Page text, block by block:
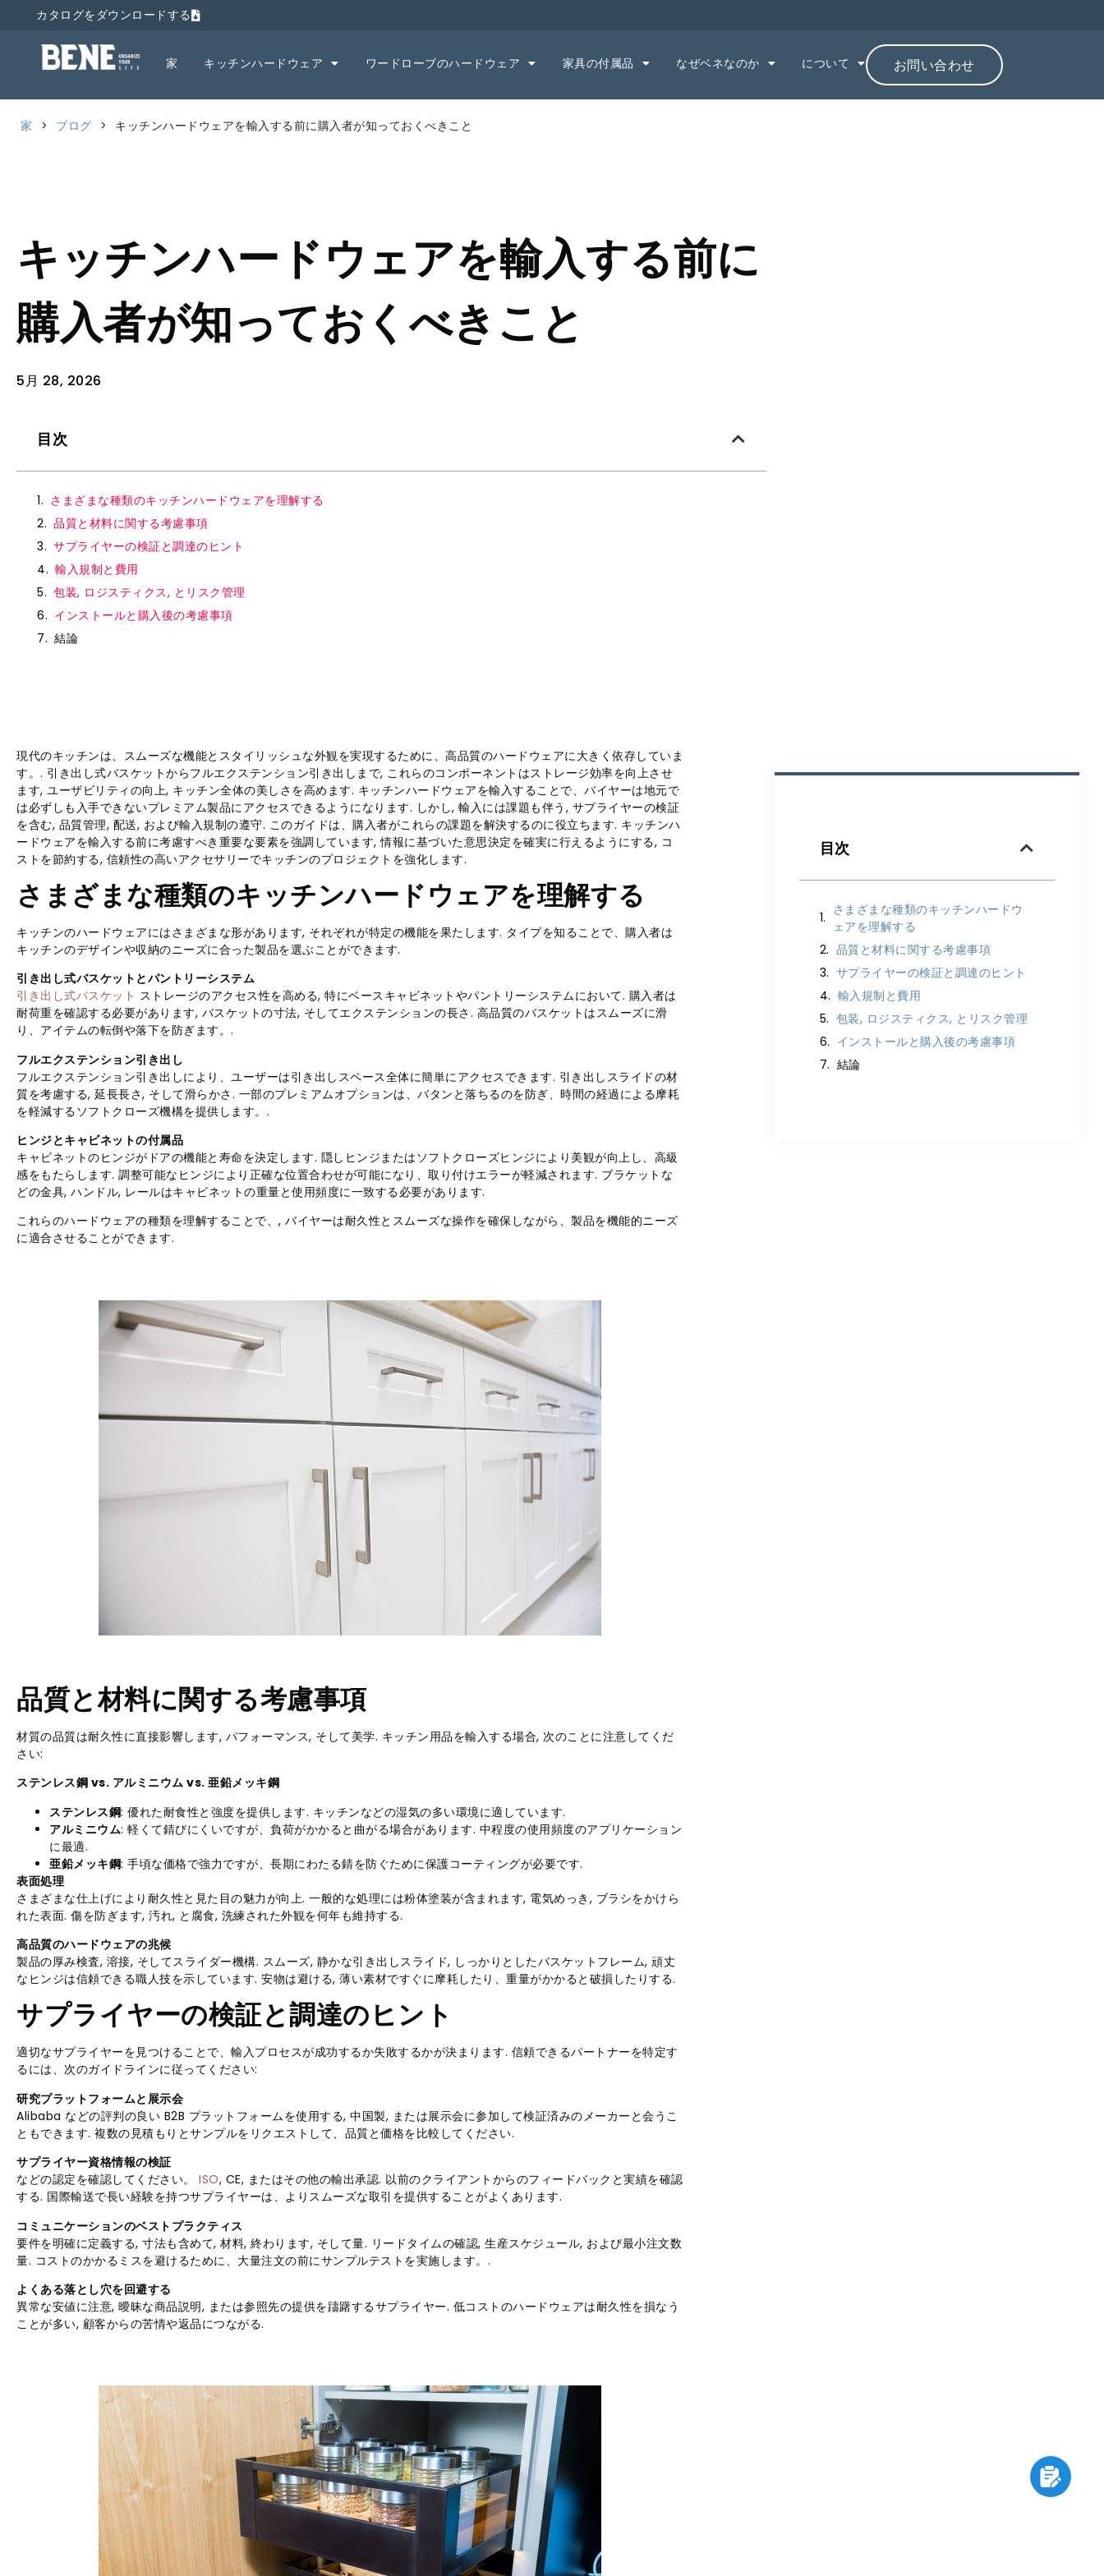
カタログをダウンロードする
家 キッチンハードウェア ワードローブのハードウェア 家具の付属品 なぜベネなのか について お問い合わせ
家 > ブログ > キッチンハードウェアを輸入する前に購入者が知っておくべきこと
キッチンハードウェアを輸入する前に
購入者が知っておくべきこと
5月 28, 2026
目次
さまざまな種類のキッチンハードウェアを理解する
品質と材料に関する考慮事項
サプライヤーの検証と調達のヒント
輸入規制と費用
包装, ロジスティクス, とリスク管理
インストールと購入後の考慮事項
結論
現代のキッチンは、スムーズな機能とスタイリッシュな外観を実現するために、高品質のハードウェアに大きく依存していま
す。. 引き出し式バスケットからフルエクステンション引き出しまで, これらのコンポーネントはストレージ効率を向上させ
ます, ユーザビリティの向上, キッチン全体の美しさを高めます. キッチンハードウェアを輸入することで、バイヤーは地元で
は必ずしも入手できないプレミアム製品にアクセスできるようになります. しかし, 輸入には課題も伴う, サプライヤーの検証
を含む, 品質管理, 配送, および輸入規制の遵守. このガイドは、購入者がこれらの課題を解決するのに役立ちます. キッチンハ
ードウェアを輸入する前に考慮すべき重要な要素を強調しています, 情報に基づいた意思決定を確実に行えるようにする, コ
ストを節約する, 信頼性の高いアクセサリーでキッチンのプロジェクトを強化します.
さまざまな種類のキッチンハードウェアを理解する
キッチンのハードウェアにはさまざまな形があります, それぞれが特定の機能を果たします. タイプを知ることで、購入者は
キッチンのデザインや収納のニーズに合った製品を選ぶことができます.
引き出し式バスケットとパントリーシステム
引き出し式バスケット ストレージのアクセス性を高める, 特にベースキャビネットやパントリーシステムにおいて. 購入者は
耐荷重を確認する必要があります, バスケットの寸法, そしてエクステンションの長さ. 高品質のバスケットはスムーズに滑
り、アイテムの転倒や落下を防ぎます。.
フルエクステンション引き出し
フルエクステンション引き出しにより、ユーザーは引き出しスペース全体に簡単にアクセスできます. 引き出しスライドの材
質を考慮する, 延長長さ, そして滑らかさ. 一部のプレミアムオプションは、バタンと落ちるのを防ぎ、時間の経過による摩耗
を軽減するソフトクローズ機構を提供します。.
ヒンジとキャビネットの付属品
キャビネットのヒンジがドアの機能と寿命を決定します. 隠しヒンジまたはソフトクローズヒンジにより美観が向上し、高級
感をもたらします. 調整可能なヒンジにより正確な位置合わせが可能になり、取り付けエラーが軽減されます. ブラケットな
どの金具, ハンドル, レールはキャビネットの重量と使用頻度に一致する必要があります.
これらのハードウェアの種類を理解することで、, バイヤーは耐久性とスムーズな操作を確保しながら、製品を機能的ニーズ
に適合させることができます.
品質と材料に関する考慮事項
材質の品質は耐久性に直接影響します, パフォーマンス, そして美学. キッチン用品を輸入する場合, 次のことに注意してくだ
さい:
ステンレス鋼 vs. アルミニウム vs. 亜鉛メッキ鋼
ステンレス鋼: 優れた耐食性と強度を提供します. キッチンなどの湿気の多い環境に適しています.
アルミニウム: 軽くて錆びにくいですが、負荷がかかると曲がる場合があります. 中程度の使用頻度のアプリケーション
に最適.
亜鉛メッキ鋼: 手頃な価格で強力ですが、長期にわたる錆を防ぐために保護コーティングが必要です.
表面処理
さまざまな仕上げにより耐久性と見た目の魅力が向上. 一般的な処理には粉体塗装が含まれます, 電気めっき, ブラシをかけら
れた表面. 傷を防ぎます, 汚れ, と腐食, 洗練された外観を何年も維持する.
高品質のハードウェアの兆候
製品の厚み検査, 溶接, そしてスライダー機構. スムーズ, 静かな引き出しスライド, しっかりとしたバスケットフレーム, 頑丈
なヒンジは信頼できる職人技を示しています. 安物は避ける, 薄い素材ですぐに摩耗したり、重量がかかると破損したりする.
サプライヤーの検証と調達のヒント
適切なサプライヤーを見つけることで、輸入プロセスが成功するか失敗するかが決まります. 信頼できるパートナーを特定す
るには、次のガイドラインに従ってください:
研究プラットフォームと展示会
Alibaba などの評判の良い B2B プラットフォームを使用する, 中国製, または展示会に参加して検証済みのメーカーと会うこ
ともできます. 複数の見積もりとサンプルをリクエストして、品質と価格を比較してください.
サプライヤー資格情報の検証
などの認定を確認してください。
ISO, CE, またはその他の輸出承認. 以前のクライアントからのフィードバックと実績を確認
する. 国際輸送で長い経験を持つサプライヤーは、よりスムーズな取引を提供することがよくあります.
コミュニケーションのベストプラクティス
要件を明確に定義する, 寸法も含めて, 材料, 終わります, そして量. リードタイムの​​確認, 生産スケジュール, および最小注文数
量. コストのかかるミスを避けるために、大量注文の前にサンプルテストを実施します。.
よくある落とし穴を回避する
異常な安値に注意, 曖昧な商品説明, または参照先の提供を躊躇するサプライヤー. 低コストのハードウェアは耐久性を損なう
ことが多い, 顧客からの苦情や返品につながる.
目次
さまざまな種類のキッチンハードウ
ェアを理解する
品質と材料に関する考慮事項
サプライヤーの検証と調達のヒント
輸入規制と費用
包装, ロジスティクス, とリスク管理
インストールと購入後の考慮事項
結論